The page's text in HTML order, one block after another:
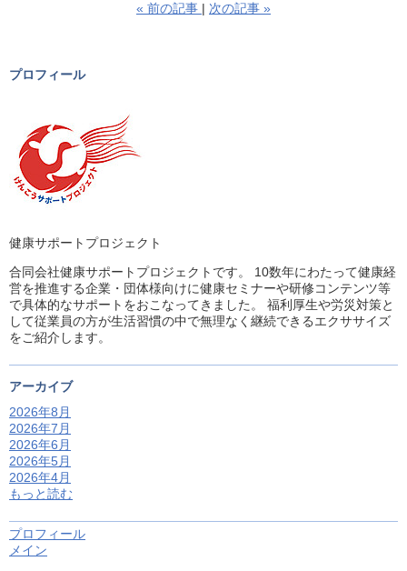
« 前の記事 次の記事 »
プロフィール
健康サポートプロジェクト
合同会社健康サポートプロジェクトです。 10数年にわたって健康経
営を推進する企業・団体様向けに健康セミナーや研修コンテンツ等
で具体的なサポートをおこなってきました。 福利厚生や労災対策と
して従業員の方が生活習慣の中で無理なく継続できるエクササイズ
をご紹介します。
アーカイブ
2026年8月
2026年7月
2026年6月
2026年5月
2026年4月
もっと読む
プロフィール
メイン